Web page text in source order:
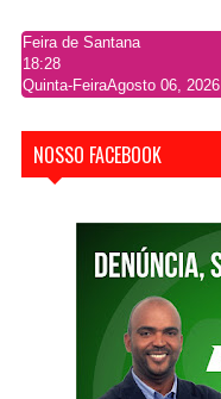
Feira de Santana
18:28
Quinta-FeiraAgosto 06, 2026
NOSSO FACEBOOK